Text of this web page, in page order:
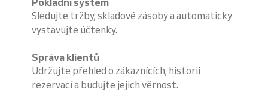
Sledujte tržby, skladové zásoby a automaticky
vystavujte účtenky.
Správa klientů
Udržujte přehled o zákaznících, historii
rezervací a budujte jejich věrnost.